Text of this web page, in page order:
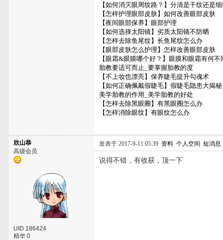
【如何消灭眼周纹路？】分清是干纹还是
【怎样护理眼部皮肤】如何改善眼部皮肤
【夜间眼部保养】眼部护理
【如何选择太阳镜】劣质太阳镜不防晒
【怎样去除鱼尾纹】长鱼尾纹怎么办
【眼部皮肤怎么护理】怎样改善眼部皮肤
【眼霜&眼膜哪个好？】眼膜和眼霜有何不
胎教要适可而止_要掌握胎教的度
【不上妆也漂亮】保养睫毛提升勾魂术
【如何正确佩戴假睫毛】假睫毛隐患大揭秘
美学胎教的作用_美学胎教的好处
【怎样去除黑眼圈】有黑眼圈怎么办
【怎样消除眼纹】有眼纹怎么办
欣山恭
高级会员
UID 186424
精华 0
发表于 2017-9-11 05:39 资料 个人空间 短消息
说得不错，有收获，顶一下